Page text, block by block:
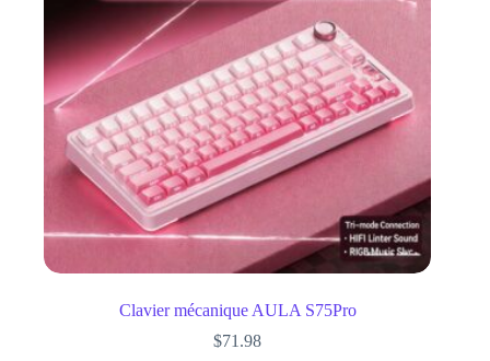
Clavier mécanique AULA S75Pro
$71.98